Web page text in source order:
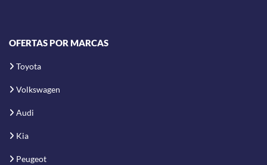
OFERTAS POR MARCAS
Toyota
Volkswagen
Audi
Kia
Peugeot